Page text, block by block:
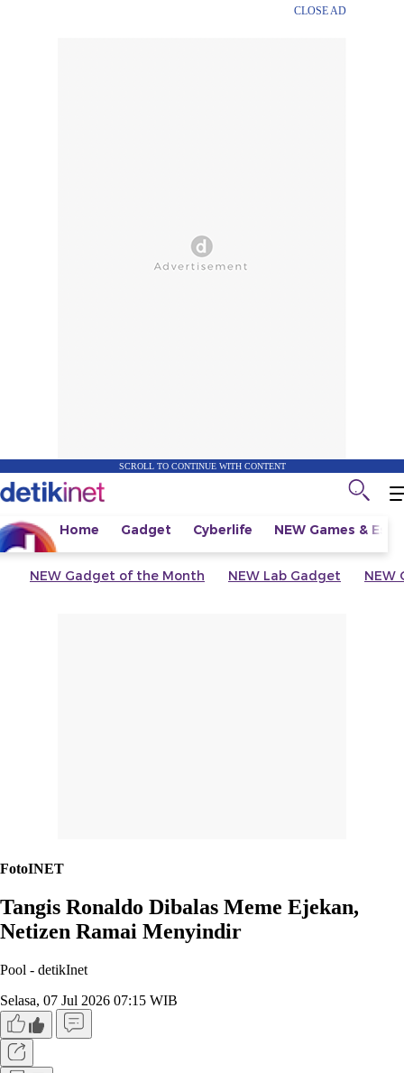
CLOSE AD
SCROLL TO CONTINUE WITH CONTENT
Home Gadget Cyberlife NEW Games &
NEW Gadget of the Month NEW Lab Gadget NEW
FotoINET
Tangis Ronaldo Dibalas Meme Ejekan,
Netizen Ramai Menyindir
Pool - detikInet
Selasa, 07 Jul 2026 07:15 WIB